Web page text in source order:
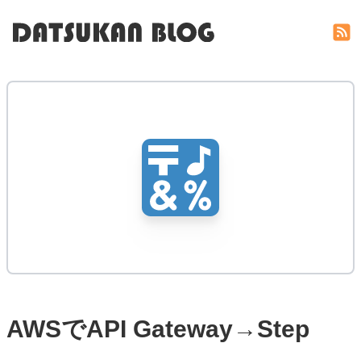
AWSでAPI Gateway→Step